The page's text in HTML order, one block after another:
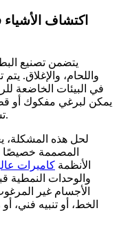
اكتشاف
يتضمن تصنيع
واللحام، والإغلاق.
في البيئات الخاضعة
يمكن لبرغي مفكوك أو
تسبب دوائر قصيرة، أو تلفاً داخلياً، أو حرائق.
لحل هذه المشكلة،
المصممة خصيصًا
الأنظمة كاميرات
والوحدات النمطية
الأجسام غير
الخط، أو تنبيه فني،